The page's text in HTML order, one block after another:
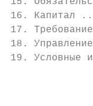
16.
17.
18.
19. Условные